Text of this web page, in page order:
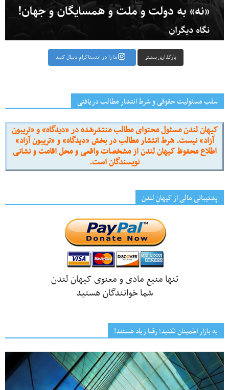
بارگذاری بیشتر ما را در اینستاگرام دنبال کنید
سلب مسئولیت حقوقی و شرط انتشار مطالب دریافتی
کیهان لندن مسئول محتوای مطالب منتشرشده در «دیدگاه» و «تریبون
آزاد» نیست. شرط انتشار مطالب در بخش «دیدگاه» و «تریبون آزاد»
اطلاع محفوظ کیهان لندن از مشخصات واقعی و محل اقامت و نشانی
نویسندگان است.
پشتیبانی مالی از کیهانِ لندن
تنها منبع مادی و معنوی کیهان لندن
شما خوانندگان هستید
به بازار اطمینان نکنید؛ رقبا زیاد هستند!